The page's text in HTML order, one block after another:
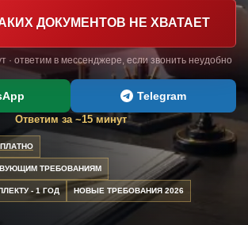
ДОКУМЕНТОВ НЕ ХВАТАЕТ
· ответим в мессенджере, если звонить неудобно
Telegram
Ответим за ~15 минут
ТРЕБОВАНИЯМ
- 1 ГОД НОВЫЕ ТРЕБОВАНИЯ 2026